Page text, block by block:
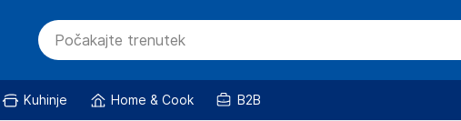
Kuhinje Home & Cook B2B